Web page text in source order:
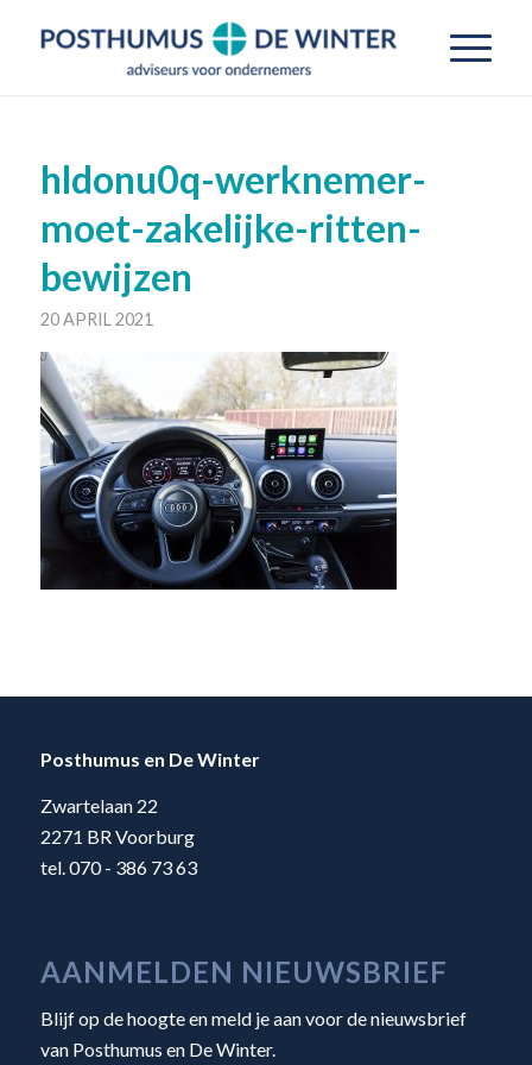
hldonu0q-werknemer-
moet-zakelijke-ritten-
bewijzen
20 APRIL 2021
Posthumus en De Winter
Zwartelaan 22
2271 BR Voorburg
tel. 070 - 386 73 63
AANMELDEN NIEUWSBRIEF
Blijf op de hoogte en meld je aan voor de nieuwsbrief
van Posthumus en De Winter.